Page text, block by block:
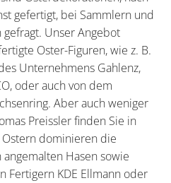
gefertigt, bei Sammlern und
Unser Angebot
Oster-Figuren, wie z. B.
Unternehmens Gahlenz,
oder auch von dem
Aber auch weniger
Preissler finden Sie in
dominieren die
Hasen sowie
Fertigern KDE Ellmann oder